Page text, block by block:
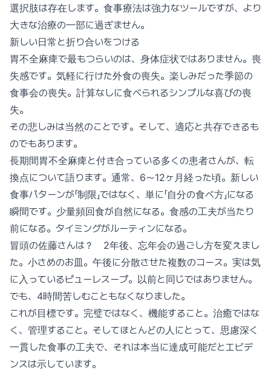
選択肢は存在します。食事療法は強力なツールですが、より
大きな治療の一部に過ぎません。
新しい日常と折り合いをつける
胃不全麻痺で最もつらいのは、身体症状ではありません。喪
失感です。気軽に行けた外食の喪失。楽しみだった季節の
食事会の喪失。計算なしに食べられるシンプルな喜びの喪
失。
その悲しみは当然のことです。そして、適応と共存できるも
のでもあります。
長期間胃不全麻痺と付き合っている多くの患者さんが、転
換点について語ります。通常、6〜12ヶ月経った頃。新しい
食事パターンが「制限」ではなく、単に「自分の食べ方」になる
瞬間です。少量頻回食が自然になる。食感の工夫が当たり
前になる。タイミングがルーティンになる。
冒頭の佐藤さんは？ 2年後、忘年会の過ごし方を変えまし
た。小さめのお皿。午後に分散させた複数のコース。実は気
に入っているピューレスープ。以前と同じではありません。
でも、4時間苦しむこともなくなりました。
これが目標です。完璧ではなく、機能すること。治癒ではな
く、管理すること。そしてほとんどの人にとって、思慮深く
一貫した食事の工夫で、それは本当に達成可能だとエビデ
ンスは示しています。